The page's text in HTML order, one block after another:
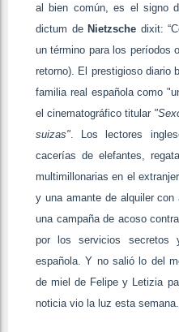
al bien común, es el signo
dictum deNietzsche dixit:
un término para los períodos
retorno). El prestigioso diario
familia real española como
el cinematográfico titular
suizas" . Los lectores
cacerías de elefantes,
multimillonarias en el
y una amante de alquiler
una campaña de acoso
por los servicios secretos
española. Y no salió lo del
de miel de Felipe y Letizia
noticia vio la luz esta semana.